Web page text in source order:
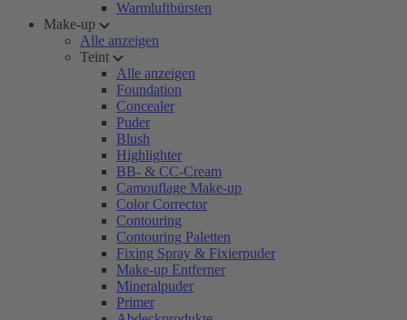
Warmluftbürsten
Make-up
Alle anzeigen
Teint
Alle anzeigen
Foundation
Concealer
Puder
Blush
Highlighter
BB- & CC-Cream
Camouflage Make-up
Color Corrector
Contouring
Contouring Paletten
Fixing Spray & Fixierpuder
Make-up Entferner
Mineralpuder
Primer